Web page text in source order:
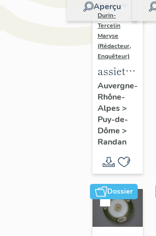
Aperçu
Réalisé par
Durin-
Tercelin
Maryse
(Rédacteur,
Enquêteur)
assiette
dite
assiette
à
potage
du
service
dit
"service
d'apparat
du
château
Auvergne-
Rhône-
Alpes>
Puy-de-
Dôme >
Randan
Dossier